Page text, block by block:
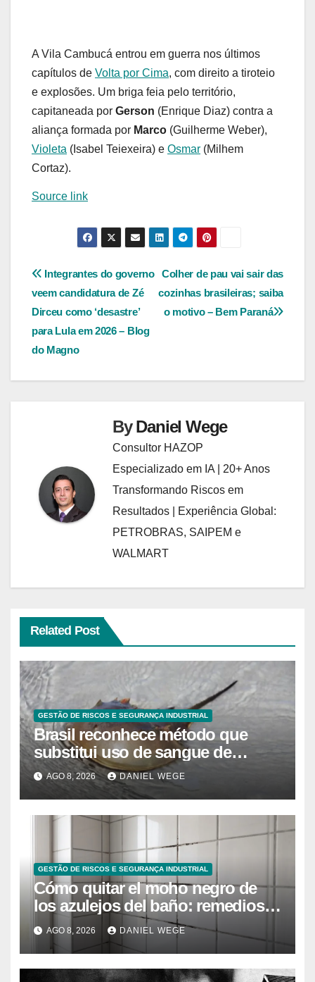
A Vila Cambucá entrou em guerra nos últimos
capítulos de Volta por Cima, com direito a tiroteio
e explosões. Um briga feia pelo território,
capitaneada por Gerson (Enrique Diaz) contra a
aliança formada por Marco (Guilherme Weber),
Violeta (Isabel Teiexeira) e Osmar (Milhem
Cortaz).
Source link
Navegação
de
Post
Colher de pau vai sair das
cozinhas brasileiras; saiba
o motivo – Bem Paraná
Integrantes do governo
veem candidatura de Zé
Dirceu como ‘desastre’
para Lula em 2026 – Blog
do Magno
ByDaniel Wege
Consultor HAZOP
Especializado em IA | 20+ Anos
Transformando Riscos em
Resultados | Experiência Global:
PETROBRAS, SAIPEM e
WALMART
Related Post
GESTÃO DE RISCOS E SEGURANÇA INDUSTRIAL
Brasil reconhece método que
substitui uso de sangue de
caranguejo-ferradura em testes
farmacêuticos
AGO 8, 2026 DANIEL WEGE
GESTÃO DE RISCOS E SEGURANÇA INDUSTRIAL
Cómo quitar el moho negro de
los azulejos del baño: remedios
caseros efectivos
AGO 8, 2026 DANIEL WEGE